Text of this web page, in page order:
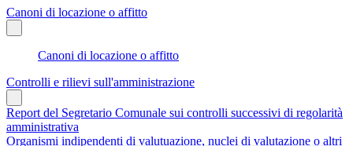
Canoni di locazione o affitto
Canoni di locazione o affitto
Controlli e rilievi sull'amministrazione
Report del Segretario Comunale sui controlli successivi di regolarità
amministrativa
Organismi indipendenti di valutuazione, nuclei di valutazione o altri